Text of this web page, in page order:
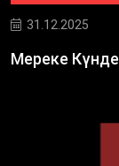
31.12.2025
Мереке